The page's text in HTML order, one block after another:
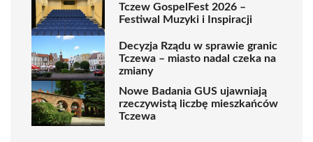
Tczew GospelFest 2026 –
Festiwal Muzyki i Inspiracji
Decyzja Rządu w sprawie granic
Tczewa – miasto nadal czeka na
zmiany
Nowe Badania GUS ujawniają
rzeczywistą liczbę mieszkańców
Tczewa